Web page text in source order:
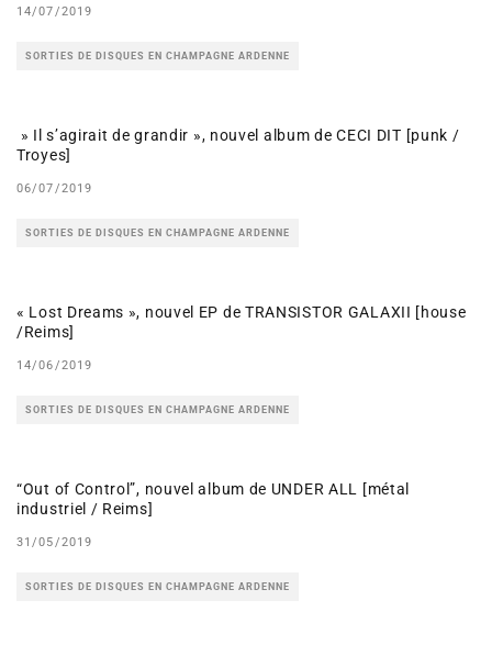
14/07/2019
SORTIES DE DISQUES EN CHAMPAGNE ARDENNE
» Il s’agirait de grandir », nouvel album de CECI DIT [punk /
Troyes]
06/07/2019
SORTIES DE DISQUES EN CHAMPAGNE ARDENNE
« Lost Dreams », nouvel EP de TRANSISTOR GALAXII [house
/Reims]
14/06/2019
SORTIES DE DISQUES EN CHAMPAGNE ARDENNE
“Out of Control”, nouvel album de UNDER ALL [métal
industriel / Reims]
31/05/2019
SORTIES DE DISQUES EN CHAMPAGNE ARDENNE